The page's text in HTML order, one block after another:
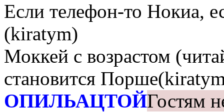
Если телефон-то Нокиа,
(kiratym)
Моккей с возрастом
становится
ОПИЛЬАЦТОЙГостям